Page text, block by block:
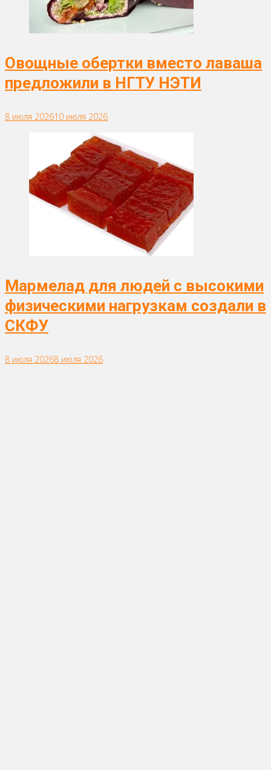
Овощные обертки вместо лаваша
предложили в НГТУ НЭТИ
8 июля 202610 июля 2026
Мармелад для людей с высокими
физическими нагрузкам создали в
СКФУ
8 июля 20268 июля 2026